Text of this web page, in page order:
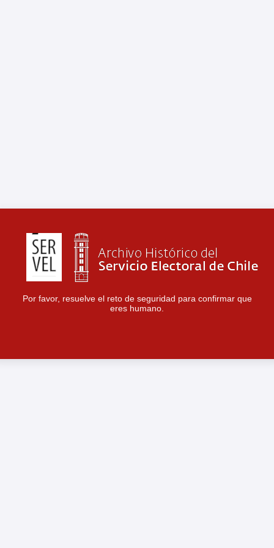
Por favor, resuelve el reto de seguridad para confirmar que
eres humano.